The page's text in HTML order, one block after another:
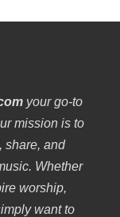
your go-to
mission is to
share, and
Whether
worship,
want to